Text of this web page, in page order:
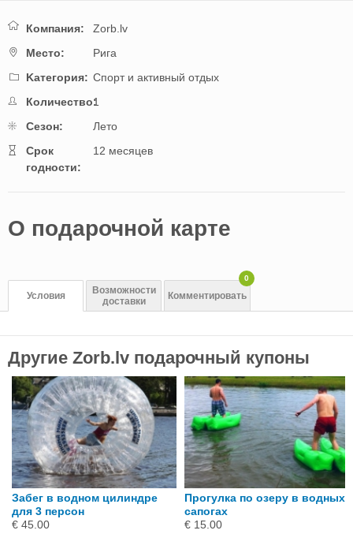
Компания:
Zorb.lv
Mестo:
Рига
Kатегория: Спорт и активный отдых
Количество:1
Cезон:
Лето
Cрок
годности:
12 месяцев
O подарочной картe
Условия
Возможности
доставки
Комментировать
0
Другие Zorb.lv подарочный купоны
Забег в водном цилиндре
для 3 персон
€ 45.00
Прогулка по озеру в водных
сапогах
€ 15.00